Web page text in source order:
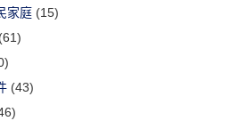
家庭 (15)
(61)
(43)